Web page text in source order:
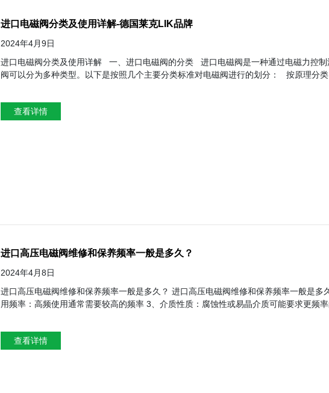
进口电磁阀分类及使用详解-德国莱克LIK品牌
2024年4月9日
进口电磁阀分类及使用详解 一、进口电磁阀的分类 进口电磁阀是一种通过电磁力控制流体通断的自动化基础元件。根据不同的分类标准，电磁
阀可以分为多种类型。以下是按照几个主要分类标准对电磁阀进行的划分： 按原理分类： 直动式电磁阀：通电时，电磁线圈产生电磁力把关闭件
电磁力先导小阀，主阀下腔压力上升，上腔压力下降，从而利用压差把主阀向上推开；
查看详情
进口高压电磁阀维修和保养频率一般是多久？
2024年4月8日
进口高压电磁阀维修和保养频率一般是多久？ 进口高压电磁阀维修和保养频率一般是多久？ 1、使用环境：恶劣的环境可能需要频率的维护 2、使
用频率：高频使用通常需要较高的频率 3、介质性质：腐蚀性或易晶介质可能要求更频率的检查 4、工作压力：高压力下的电磁阀可能需要更密切
键系统中使用、或者故障可能导致严重后果、那么可能需要
查看详情